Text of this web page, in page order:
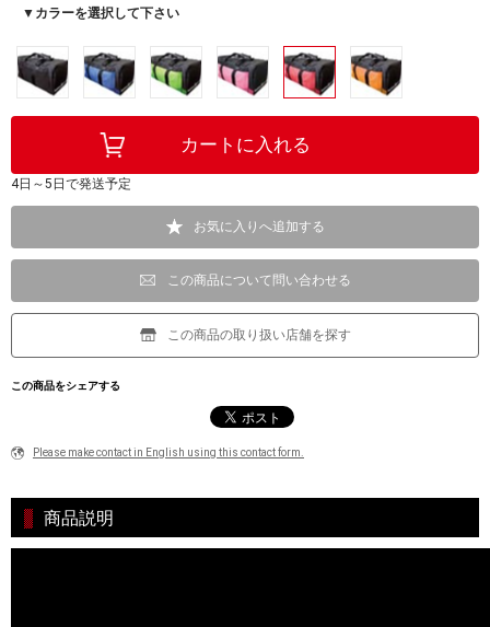
▼カラーを選択して下さい
4日～5日で発送予定
お気に入りへ追加する
この商品について問い合わせる
この商品の取り扱い店舗を探す
この商品をシェアする
Please make contact in English using this contact form.
商品説明